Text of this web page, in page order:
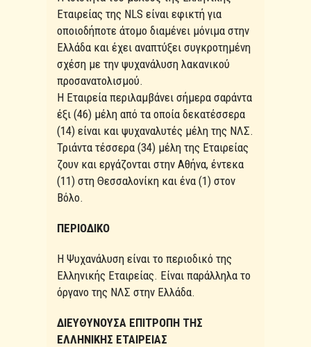
Εταιρείας της NLS είναι εφικτή για
οποιοδήποτε άτομο διαμένει μόνιμα στην
Ελλάδα και έχει αναπτύξει συγκροτημένη
σχέση με την ψυχανάλυση λακανικού
προσανατολισμού.
Η Εταιρεία περιλαμβάνει σήμερα σαράντα
έξι (46) μέλη από τα οποία δεκατέσσερα
(14) είναι και ψυχαναλυτές μέλη της ΝΛΣ.
Τριάντα τέσσερα (34) μέλη της Εταιρείας
ζουν και εργάζονται στην Αθήνα, έντεκα
(11) στη Θεσσαλονίκη και ένα (1) στον
Βόλο.
ΠΕΡΙΟΔΙΚΟ
Η Ψυχανάλυση είναι το περιοδικό της
Ελληνικής Εταιρείας. Είναι παράλληλα το
όργανο της ΝΛΣ στην Ελλάδα.
ΔΙΕΥΘΥΝΟΥΣΑ ΕΠΙΤΡΟΠΗ ΤΗΣ
ΕΛΛΗΝΙΚΗΣ ΕΤΑΙΡΕΙΑΣ